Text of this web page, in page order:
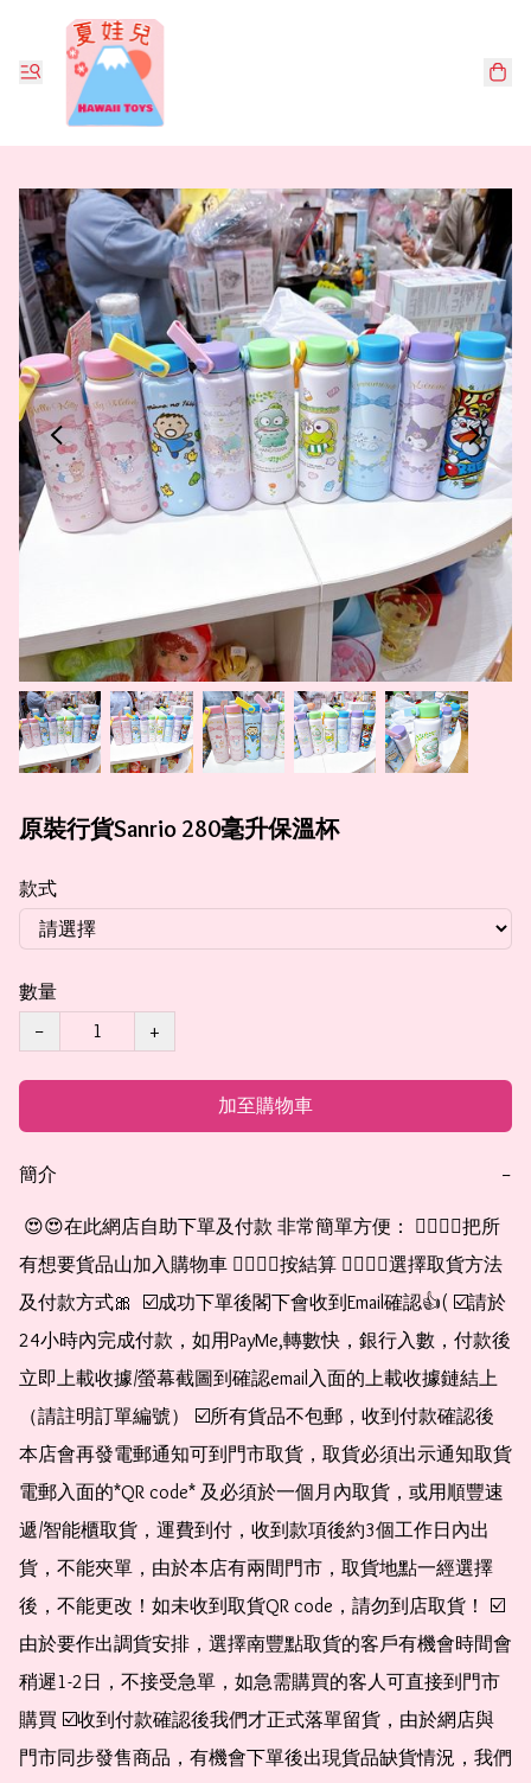
原裝行貨Sanrio 280毫升保溫杯
款式
數量
−
+
加至購物車
簡介 −
有想要貨品山加入購物車 👉🏻👉🏻按結算 👉🏻👉🏻選擇取貨方法
及付款方式🎀  ☑️成功下單後閣下會收到Email確認👍( ☑️請於
24小時內完成付款，如用PayMe,轉數快，銀行入數，付款後
立即上載收據/螢幕截圖到確認email入面的上載收據鏈結上
（請註明訂單編號） ☑️所有貨品不包郵，收到付款確認後
本店會再發電郵通知可到門市取貨，取貨必須出示通知取貨
電郵入面的*QR code* 及必須於一個月內取貨，或用順豐速
遞/智能櫃取貨，運費到付，收到款項後約3個工作日內出
貨，不能夾單，由於本店有兩間門市，取貨地點一經選擇
後，不能更改！如未收到取貨QR code，請勿到店取貨！ ☑️
由於要作出調貨安排，選擇南豐點取貨的客戶有機會時間會
稍遲1-2日，不接受急單，如急需購買的客人可直接到門市
購買 ☑️收到付款確認後我們才正式落單留貨，由於網店與
門市同步發售商品，有機會下單後出現貨品缺貨情況，我們